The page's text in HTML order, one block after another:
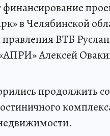
в Челябинской
ВТБ
Алексей
продолжить